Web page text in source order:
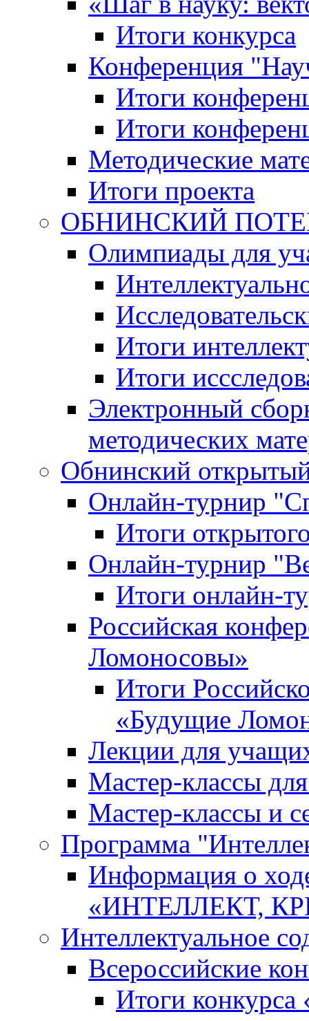
Итоги конкурса
Конференция
Итоги
Итоги
Методические
Итоги проекта
ОБНИНСКИЙ
Олимпиады для
Итоги
Итоги
Электронный
методических
Обнинский
Онлайн-турнир
Итоги
Онлайн-турнир
Итоги онлайн-
Российская
Ломоносовы»
Итоги
«Будущие
Лекции для
Мастер-классы
Мастер-классы и
Программа
Информация о
«ИНТЕЛЛЕКТ,
Интеллектуальное
Всероссийские
Итоги конкурса